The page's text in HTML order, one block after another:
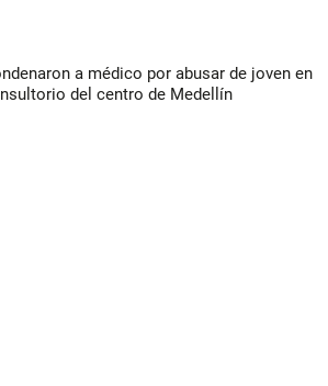
a médico por abusar de joven en
del centro de Medellín